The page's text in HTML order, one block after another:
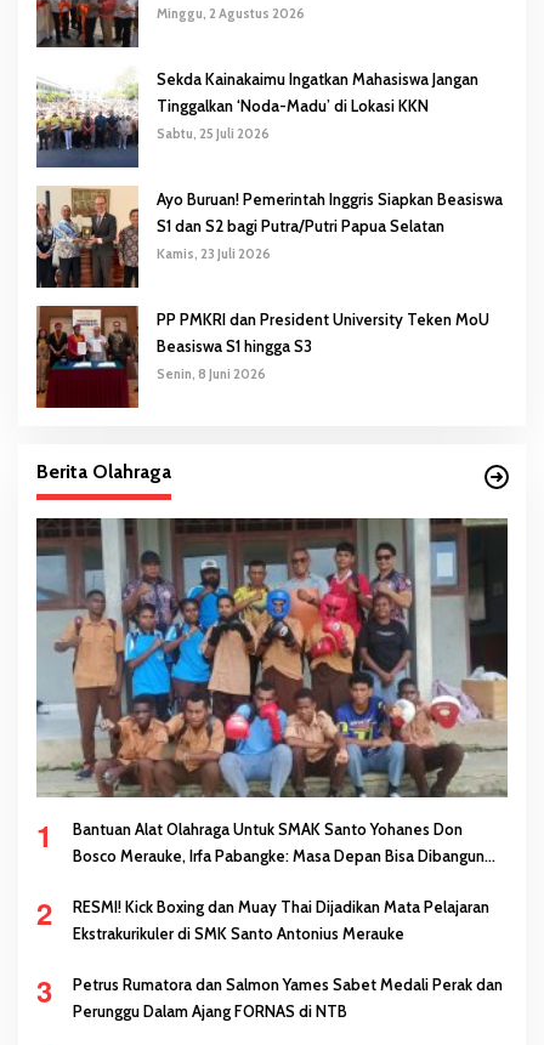
Pendidikan Karakter
Minggu, 2 Agustus 2026
Sekda Kainakaimu Ingatkan Mahasiswa Jangan
Tinggalkan ‘Noda-Madu’ di Lokasi KKN
Sabtu, 25 Juli 2026
Ayo Buruan! Pemerintah Inggris Siapkan Beasiswa
S1 dan S2 bagi Putra/Putri Papua Selatan
Kamis, 23 Juli 2026
PP PMKRI dan President University Teken MoU
Beasiswa S1 hingga S3
Senin, 8 Juni 2026
Berita Olahraga
1
Bantuan Alat Olahraga Untuk SMAK Santo Yohanes Don
Bosco Merauke, Irfa Pabangke: Masa Depan Bisa Dibangun
2
RESMI! Kick Boxing dan Muay Thai Dijadikan Mata Pelajaran
Ekstrakurikuler di SMK Santo Antonius Merauke
3
Petrus Rumatora dan Salmon Yames Sabet Medali Perak dan
Perunggu Dalam Ajang FORNAS di NTB